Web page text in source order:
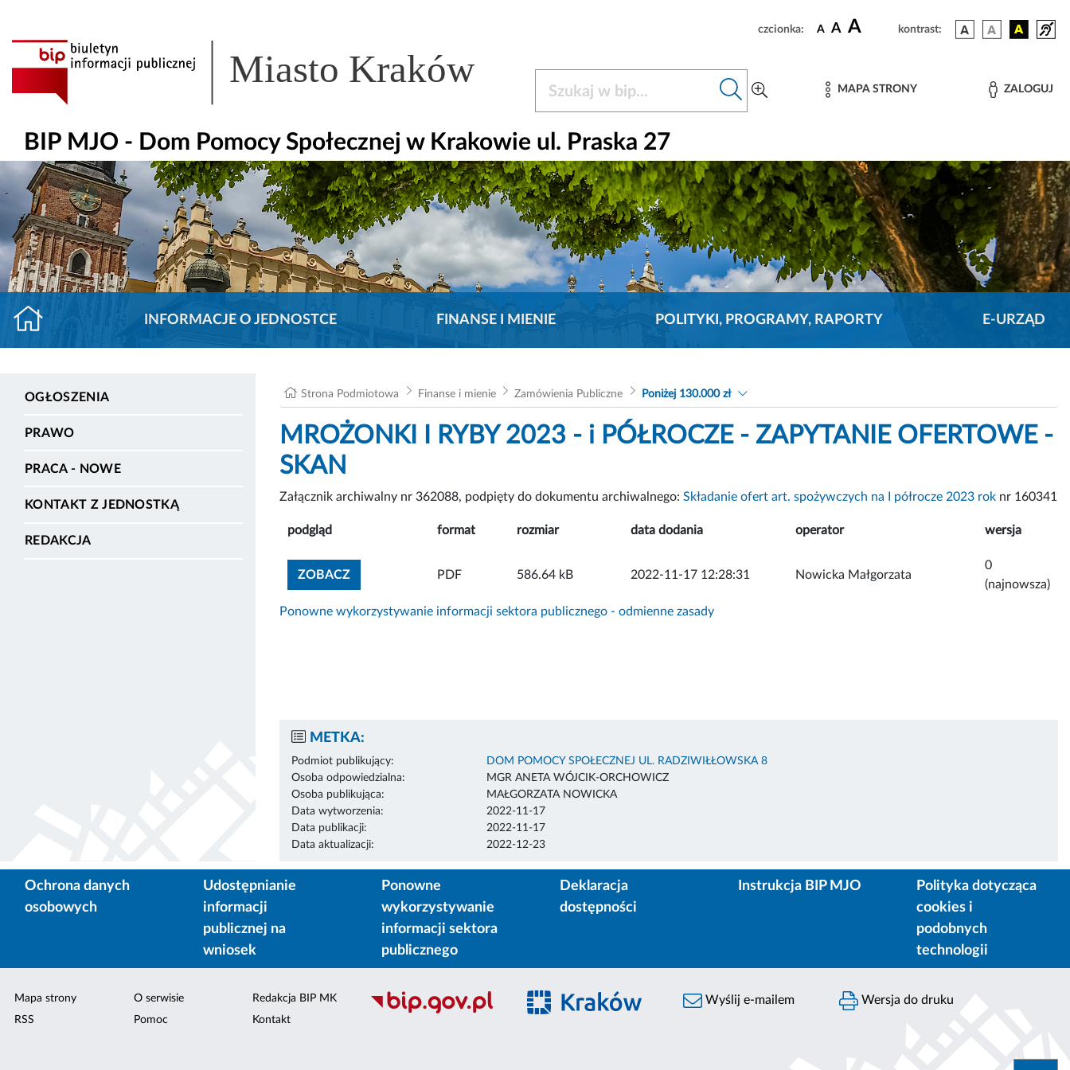
czcionka: A A A kontrast:
Miasto Kraków MAPA STRONY ZALOGUJ
BIP MJO - Dom Pomocy Społecznej w Krakowie ul. Praska 27
INFORMACJE O JEDNOSTCE FINANSE I MIENIE POLITYKI, PROGRAMY, RAPORTY E-URZĄD
OGŁOSZENIA
PRAWO
PRACA - NOWE
KONTAKT Z JEDNOSTKĄ
REDAKCJA
Strona Podmiotowa Finanse i mienie Zamówienia Publiczne Poniżej 130.000 zł
MROŻONKI I RYBY 2023 - i PÓŁROCZE - ZAPYTANIE OFERTOWE -
SKAN
Załącznik archiwalny nr 362088, podpięty do dokumentu archiwalnego: Składanie ofert art. spożywczych na I półrocze 2023 rok nr 160341
podgląd format rozmiar data dodania operator wersja
ZOBACZZOBACZ ZAŁĄCZNIK
PDF 586.64 kB 2022-11-17 12:28:31 Nowicka Małgorzata
0
(najnowsza)
Ponowne wykorzystywanie informacji sektora publicznego - odmienne zasady
METKA:
Podmiot publikujący:
DOM POMOCY SPOŁECZNEJ UL. RADZIWIŁŁOWSKA 8
Osoba odpowiedzialna:
MGR ANETA WÓJCIK-ORCHOWICZ
Osoba publikująca:
MAŁGORZATA NOWICKA
Data wytworzenia:
2022-11-17
Data publikacji:
2022-11-17
Data aktualizacji:
2022-12-23
Ochrona danych
osobowych
Udostępnianie
informacji
publicznej na
wniosek
Ponowne
wykorzystywanie
informacji sektora
publicznego
Deklaracja
dostępności
Instrukcja BIP MJO
Polityka dotycząca
cookies i
podobnych
technologii
Mapa strony
RSS
O serwisie
Pomoc
Redakcja BIP MK
Kontakt
Wyślij e-mailem Wersja do druku